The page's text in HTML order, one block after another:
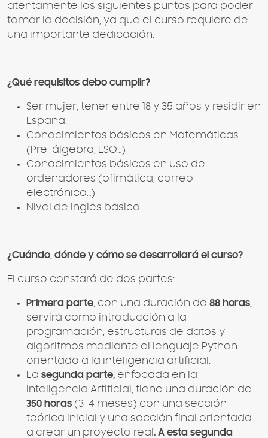
atentamente los siguientes puntos para poder
tomar la decisión, ya que el curso requiere de
una importante dedicación.
¿Qué requisitos debo cumplir?
Ser mujer, tener entre 18 y 35 años y residir en
España.
Conocimientos básicos en Matemáticas
(Pre-álgebra, ESO…)
Conocimientos básicos en uso de
ordenadores (ofimática, correo
electrónico…)
Nivel de inglés básico
¿Cuándo, dónde y cómo se desarrollará el curso?
El curso constará de dos partes:
Primera parte , con una duración de 88 horas,
servirá como introducción a la
programación, estructuras de datos y
algoritmos mediante el lenguaje Python
orientado a la inteligencia artificial.
La segunda parte, enfocada en la
Inteligencia Artificial, tiene una duración de
350 horas (3-4 meses) con una sección
teórica inicial y una sección final orientada
a crear un proyecto real . A esta segunda